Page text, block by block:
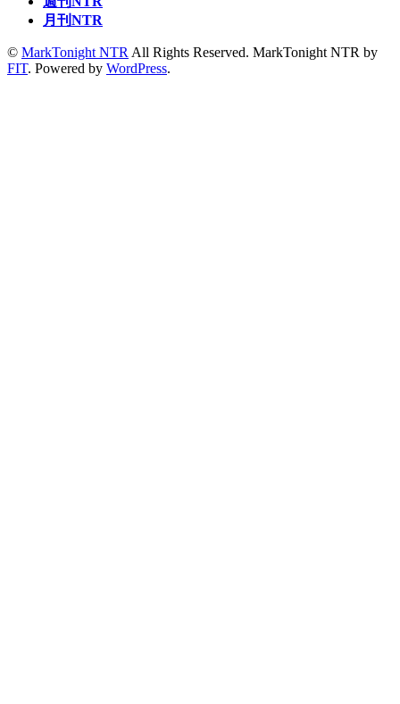
月刊NTR
© MarkTonight NTR All Rights Reserved. MarkTonight NTR by
FIT. Powered by WordPress.